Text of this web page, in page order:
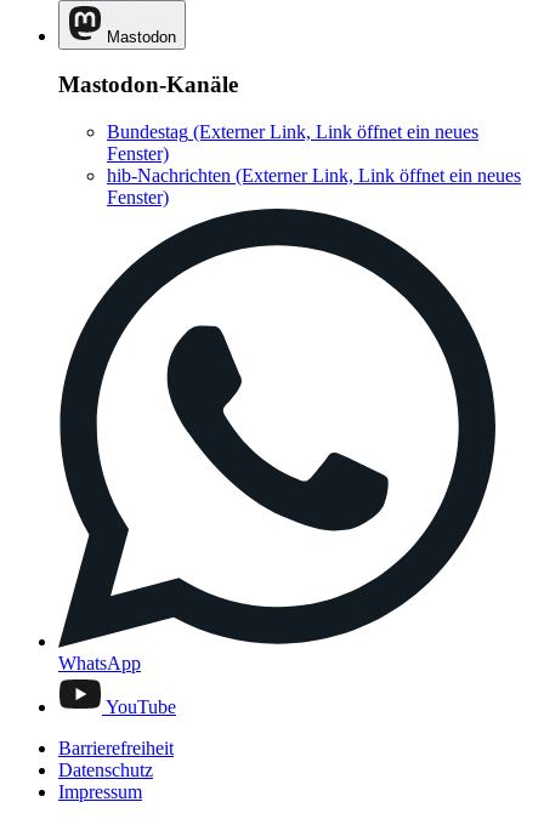
Mastodon
Mastodon-Kanäle
Bundestag (Externer Link, Link öffnet ein neues
Fenster)
hib-Nachrichten (Externer Link, Link öffnet ein neues
Fenster)
WhatsApp
YouTube
Barrierefreiheit
Datenschutz
Impressum